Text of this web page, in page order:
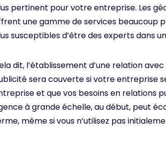
pertinent pour votre entreprise. Les
une gamme de services beaucoup
susceptibles d’être des experts dans
dit, l’établissement d’une relation
sera couverte si votre entreprise
et que vos besoins en relations
à grande échelle, au début, peut
même si vous n’utilisez pas